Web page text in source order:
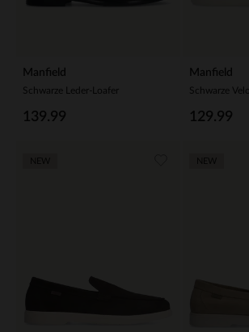
Manfield
Schwarze Leder-Loafer
139.99
Manfield
Schwarze
129.99